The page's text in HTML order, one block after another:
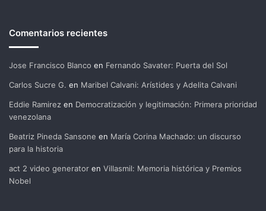
Comentarios recientes
Jose Francisco Blanco en Fernando Savater: Puerta del Sol
Carlos Sucre G. en Maribel Calvani: Arístides y Adelita Calvani
Eddie Ramirez en Democratización y legitimación: Primera prioridad
venezolana
Beatriz Pineda Sansone en María Corina Machado: un discurso
para la historia
act 2 video generator en Villasmil: Memoria histórica y Premios
Nobel